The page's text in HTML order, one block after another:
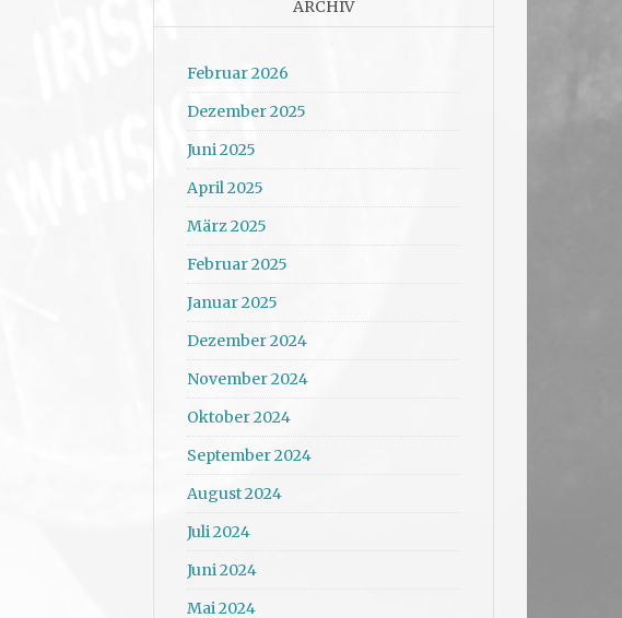
ARCHIV
Februar 2026
Dezember 2025
Juni 2025
April 2025
März 2025
Februar 2025
Januar 2025
Dezember 2024
November 2024
Oktober 2024
September 2024
August 2024
Juli 2024
Juni 2024
Mai 2024